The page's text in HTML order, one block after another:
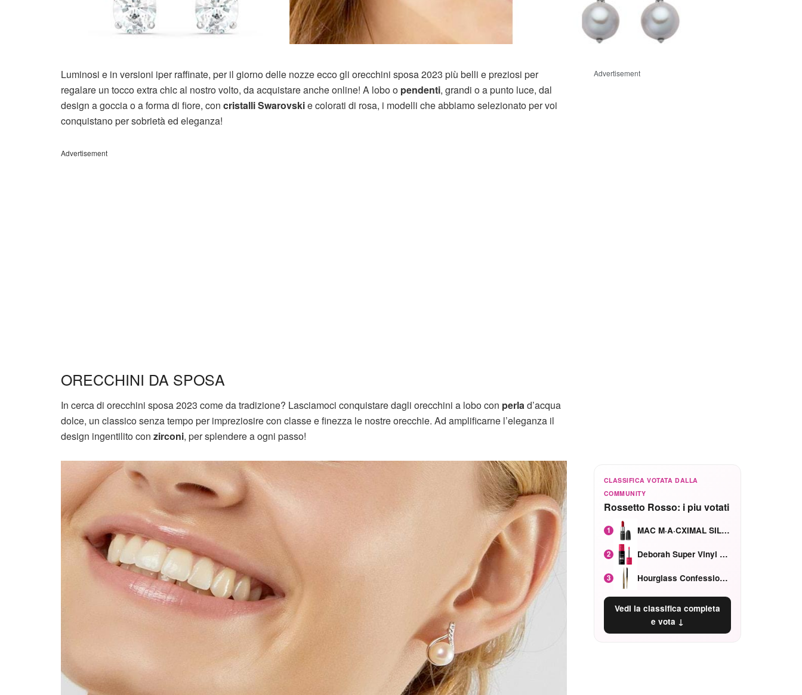
Luminosi e in versioni iper raffinate, per il giorno delle nozze ecco gli orecchini sposa 2023 più belli e preziosi per
regalare un tocco extra chic al nostro volto, da acquistare anche online! A lobo o pendenti, grandi o a punto luce, dal
design a goccia o a forma di fiore, con cristalli Swarovskie colorati di rosa, i modelli che abbiamo selezionato per voi
conquistano per sobrietà ed eleganza!
Advertisement
ORECCHINI DA SPOSA
In cerca di orecchini sposa 2023 come da tradizione? Lasciamoci conquistare dagli orecchini a lobo con perlad’acqua
dolce, un classico senza tempo per impreziosire con classe e finezza le nostre orecchie. Ad amplificarne l’eleganza il
design ingentilito con zirconi, per splendere a ogni passo!
Advertisement
CLASSIFICA VOTATA DALLA
COMMUNITY
Rossetto Rosso: i piu votati
1 MAC M·A·CXIMAL SILKY MATTE Red Rock mat
2 Deborah Super Vinyl Shake Rosa Ciliegia
3 Hourglass Confession Ricaricabile Ultra Preciso Ad Alta Intensità Secretly Classic Red
Vedi la classifica completa
e vota ↓